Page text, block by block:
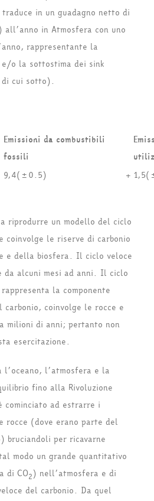
in un guadagno netto di
in Atmosfera con uno
rappresentante la
e/o la sottostima dei sink
di cui sotto).
Emissioni da combustibili
fossili
9,4(±0.5) +
riprodurre un modello del ciclo
coinvolge le riserve di carbonio
e della biosfera. Il ciclo veloce
da alcuni mesi ad anni. Il ciclo
la componente
carbonio, coinvolge le rocce e
milioni di anni; pertanto non
esercitazione.
l’atmosfera e la
fino alla Rivoluzione
cominciato ad estrarre i
rocce (dove erano parte del
bruciandoli per ricavarne
modo un grande quantitativo
di CO2) nell’atmosfera e di
del carbonio. Da quel